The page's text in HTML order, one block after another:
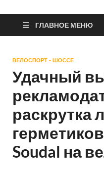
ГЛАВНОЕ МЕНЮ
ВЕЛОСПОРТ - ШОССЕ
Удачный
раскрутка
Soudal на